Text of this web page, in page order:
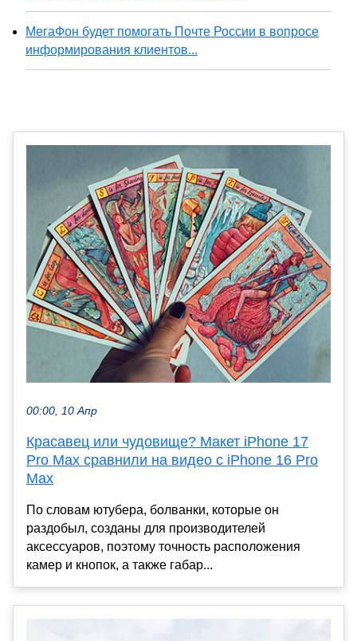
МегаФон будет помогать Почте России в вопросе
информирования клиентов...
00:00, 10 Апр
Красавец или чудовище? Макет iPhone 17
Pro Max сравнили на видео с iPhone 16 Pro
Max
По словам ютубера, болванки, которые он
раздобыл, созданы для производителей
аксессуаров, поэтому точность расположения
камер и кнопок, а также габар...